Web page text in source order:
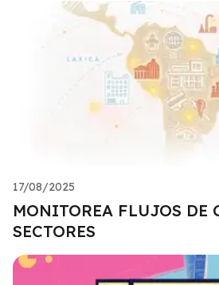
17/08/2025
MONITOREA FLUJOS DE
SECTORES